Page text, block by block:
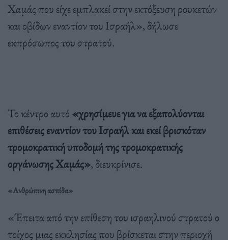
Χαμάς που είχε εμπλακεί στην εκτόξευση ρουκετών
και οβίδων εναντίον του Ισραήλ», δήλωσε
εκπρόσωπος του στρατού.
Το κέντρο αυτό «χρησίμευε για να εξαπολύονται
επιθέσεις εναντίον του Ισραήλ και εκεί βρισκόταν
τρομοκρατική υποδομή της τρομοκρατικής
οργάνωσης Χαμάς», διευκρίνισε.
«Ανθρώπινη ασπίδα»
«Έπειτα από την επίθεση του ισραηλινού στρατού ο
τοίχος μιας εκκλησίας που βρίσκεται στην περιοχή